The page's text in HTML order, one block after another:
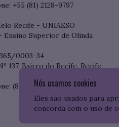
Nós usamos cookies
Eles são usados para
concorda com o uso de
+55 (81) 2128-9797
Recife - UNIAESO
Ensino Superior de Olinda
0003-34
137, Bairro do Recife, Recife,
(81) 3204-7536